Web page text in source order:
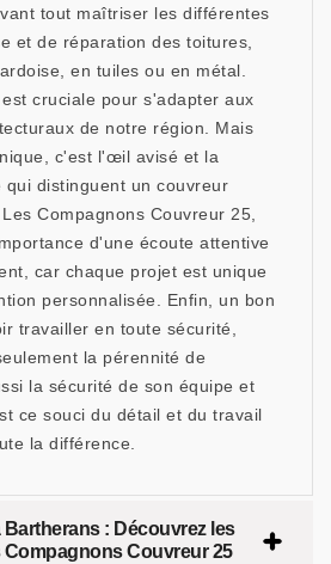
tout maîtriser les différentes
et de réparation des toitures,
en tuiles ou en métal.
cruciale pour s'adapter aux
de notre région. Mais
c'est l'œil avisé et la
qui distinguent un couvreur
Compagnons Couvreur 25,
d'une écoute attentive
car chaque projet est unique
personnalisée. Enfin, un bon
travailler en toute sécurité,
la pérennité de
la sécurité de son équipe et
ce souci du détail et du travail
la différence.
: Découvrez les
Couvreur 25